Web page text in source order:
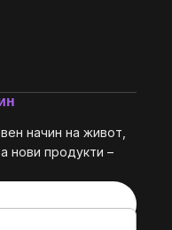
начин на живот,
нови продукти –